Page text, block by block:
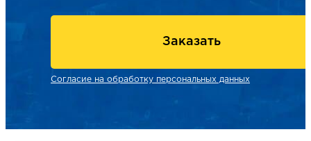
Заказать
Согласие на обработку персональных данных